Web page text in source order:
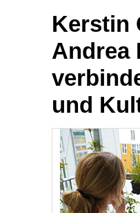
Kerstin
Andrea
und